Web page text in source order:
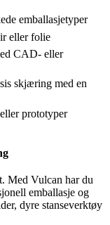
emballasjetyper
eller folie
CAD- eller
skjæring med en
prototyper
Med Vulcan har du
emballasje og
dyre stanseverktøy